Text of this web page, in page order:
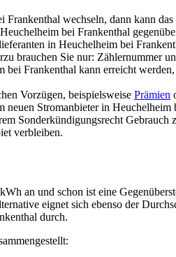
wechseln, dann kann
bei Frankenthal
in Heuchelheim bei
brauchen Sie nur: Zählernummer
Frankenthal kann erreicht
Vorzügen, beispielsweise Prämien
Stromanbieter in Heuchelheim
Sonderkündigungsrecht
verbleiben.
an und schon ist eine
eignet sich ebenso der
durch.